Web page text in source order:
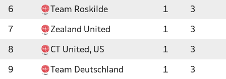
6 Team Roskilde 1 3
7 Zealand United 1 3
8 CT United, US 1 3
9 Team Deutschland 1 3